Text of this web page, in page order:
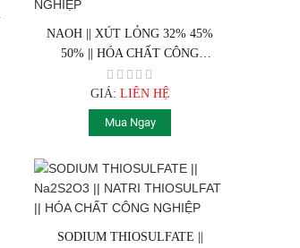
NAOH || XÚT LỎNG 32% 45%
50% || HÓA CHẤT CÔNG
NGHIỆP
GIÁ: LIÊN HỆ
Mua Ngay
SODIUM THIOSULFATE ||